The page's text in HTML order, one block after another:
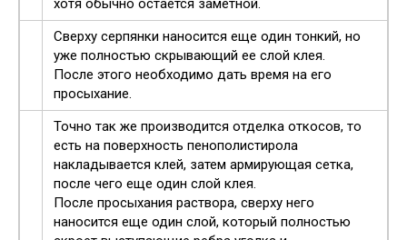
хотя обычно остается заметной.
Сверху серпянки наносится еще один тонкий, но
уже полностью скрывающий ее слой клея.
После этого необходимо дать время на его
просыхание.
Точно так же производится отделка откосов, то
есть на поверхность пенополистирола
накладывается клей, затем армирующая сетка,
после чего еще один слой клея.
После просыхания раствора, сверху него
наносится еще один слой, который полностью